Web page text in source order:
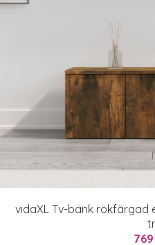
vidaXL Tv-bänk rökfärgad
769